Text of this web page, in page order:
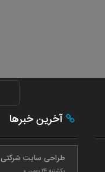
آخرین خبرها
طراحی سایت شرکتی